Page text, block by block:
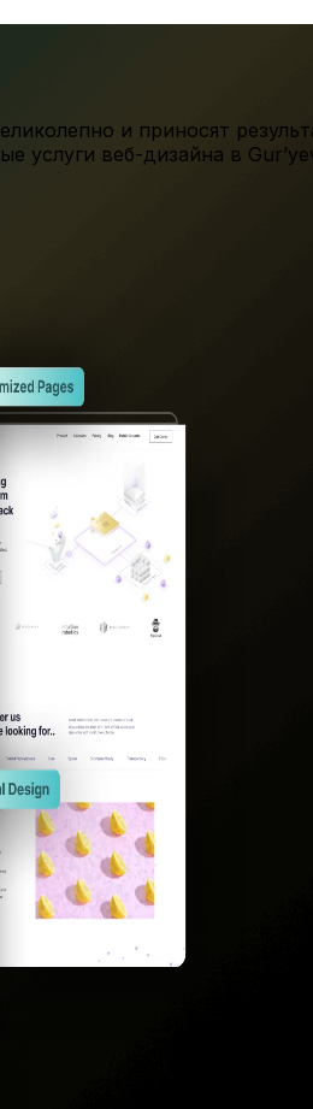
и приносят
услуги веб-дизайна в